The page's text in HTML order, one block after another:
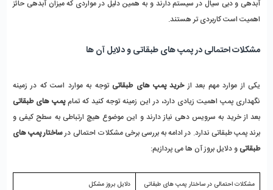
اهمیت است کاربردی تر هستند.
مشکلات احتمالی در پمپ های طبقاتی و دلایل آن ها
یکی از موارد مهم بعد از خرید پمپ های طبقاتی
نگهداری پمپ اهمیت زیادی دارد، در این زمینه توجه کنید که تمام پمپ های طبقاتی
برند پمپ طبقاتی ندارد. در ادامه به بررسی برخی مشکلات احتمالی در
طبقاتی و دلایل بروز آن ها می پردازیم:
مشکلات احتمالی در ساختار پمپ های طبقاتی دلایل بروز مشکل